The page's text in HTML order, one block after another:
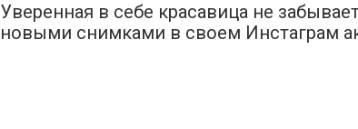
Уверенная в себе красавица не
новыми снимками в своем Инстаграм